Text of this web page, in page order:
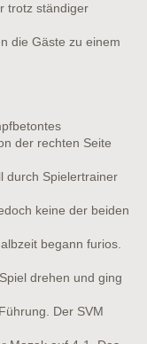
trotz ständiger
die Gäste zu einem
der rechten Seite
durch Spielertrainer
keine der beiden
begann furios.
drehen und ging
Der SVM